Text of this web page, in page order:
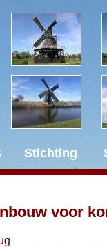
Stichting
voor